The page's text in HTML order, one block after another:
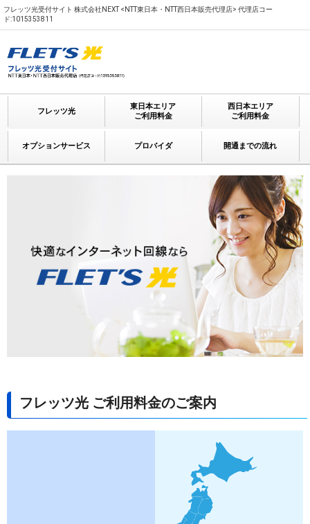
フレッツ光受付サイト 株式会社NEXT <NTT東日本・NTT西日本販売代理店> 代理店コー
ド:1015353811
フレッツ光
東日本エリア
ご利用料金
西日本エリア
ご利用料金
オプションサービス プロバイダ 開通までの流れ
フレッツ光 ご利用料金のご案内